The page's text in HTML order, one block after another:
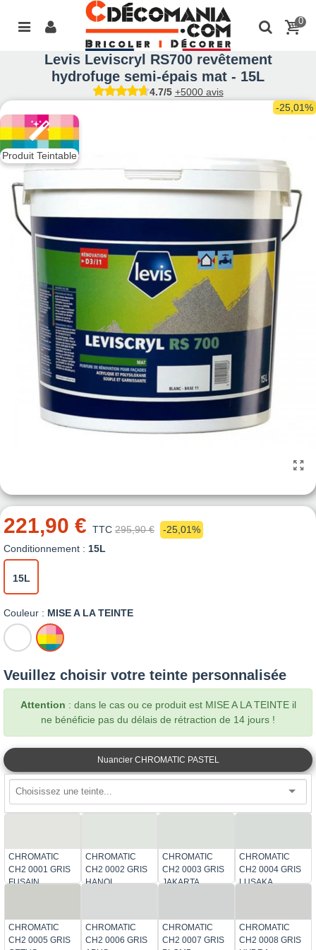
0
Levis Leviscryl RS700 revêtement
hydrofuge semi-épais mat - 15L
4.7/5 +5000 avis
Produit Teintable
-25,01%
221,90 € TTC 295,90 €
-25,01%
Conditionnement : 15L
15L
Couleur : MISE A LA TEINTE
BLANCMISE
A
TEINTE
Veuillez choisir votre teinte personnalisée
Attention : dans le cas ou ce produit est MISE A LA TEINTE il
ne bénéficie pas du délais de rétraction de 14 jours !
Nuancier CHROMATIC PASTEL
CHROMATIC
CH2 0001 GRIS
FUSAIN
CHROMATIC
CH2 0002 GRIS
HANOI
CHROMATIC
CH2 0003 GRIS
JAKARTA
CHROMATIC
CH2 0004 GRIS
LUSAKA
CHROMATIC
CH2 0005 GRIS
CHROMATIC
CH2 0006 GRIS
CHROMATIC
CH2 0007 GRIS
CHROMATIC
CH2 0008 GRIS